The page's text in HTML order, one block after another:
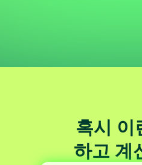
혹시 이
하고 계